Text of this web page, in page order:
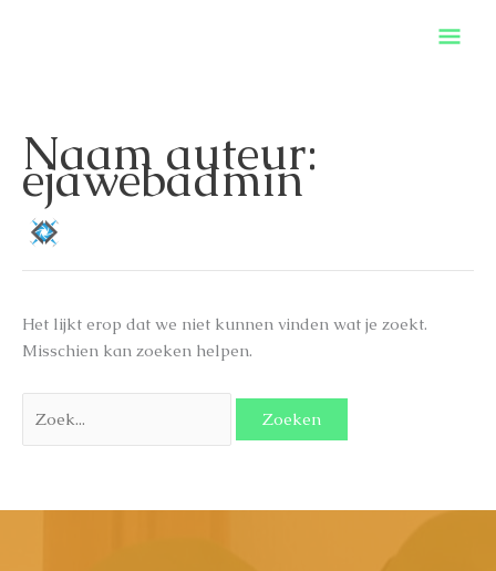
Naam auteur:
ejawebadmin
Het lijkt erop dat we niet kunnen vinden wat je zoekt.
Misschien kan zoeken helpen.
naar: